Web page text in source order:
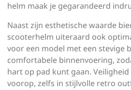
helm maak je gegarandeerd
Naast zijn esthetische waarde
scooterhelm uiteraard ook
voor een model met een stevige
comfortabele binnenvoering,
hart op pad kunt gaan.
voorop, zelfs in stijlvolle retro